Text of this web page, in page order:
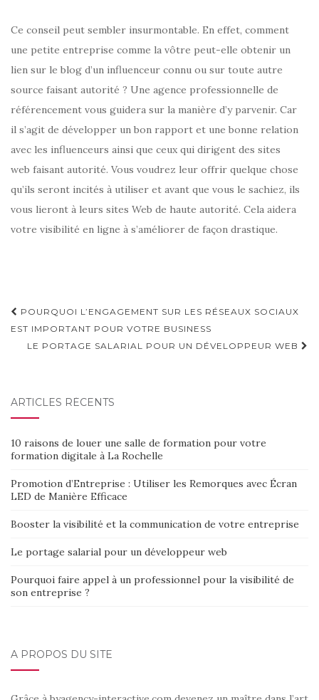
Ce conseil peut sembler insurmontable. En effet, comment
une petite entreprise comme la vôtre peut-elle obtenir un
lien sur le blog d’un influenceur connu ou sur toute autre
source faisant autorité ? Une agence professionnelle de
référencement vous guidera sur la manière d’y parvenir. Car
il s’agit de développer un bon rapport et une bonne relation
avec les influenceurs ainsi que ceux qui dirigent des sites
web faisant autorité. Vous voudrez leur offrir quelque chose
qu’ils seront incités à utiliser et avant que vous le sachiez, ils
vous lieront à leurs sites Web de haute autorité. Cela aidera
votre visibilité en ligne à s’améliorer de façon drastique.
Navigation
d'article
POURQUOI L’ENGAGEMENT SUR LES RÉSEAUX SOCIAUX
EST IMPORTANT POUR VOTRE BUSINESS
LE PORTAGE SALARIAL POUR UN DÉVELOPPEUR WEB
ARTICLES RÉCENTS
10 raisons de louer une salle de formation pour votre
formation digitale à La Rochelle
Promotion d’Entreprise : Utiliser les Remorques avec Écran
LED de Manière Efficace
Booster la visibilité et la communication de votre entreprise
Le portage salarial pour un développeur web
Pourquoi faire appel à un professionnel pour la visibilité de
son entreprise ?
A PROPOS DU SITE